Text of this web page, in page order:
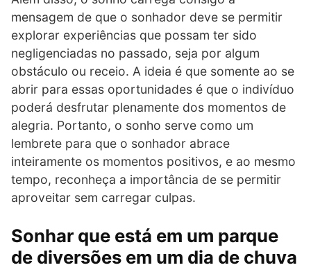
mensagem de que o sonhador deve se permitir
explorar experiências que possam ter sido
negligenciadas no passado, seja por algum
obstáculo ou receio. A ideia é que somente ao se
abrir para essas oportunidades é que o indivíduo
poderá desfrutar plenamente dos momentos de
alegria. Portanto, o sonho serve como um
lembrete para que o sonhador abrace
inteiramente os momentos positivos, e ao mesmo
tempo, reconheça a importância de se permitir
aproveitar sem carregar culpas.
Sonhar que está em um parque
de diversões em um dia de chuva